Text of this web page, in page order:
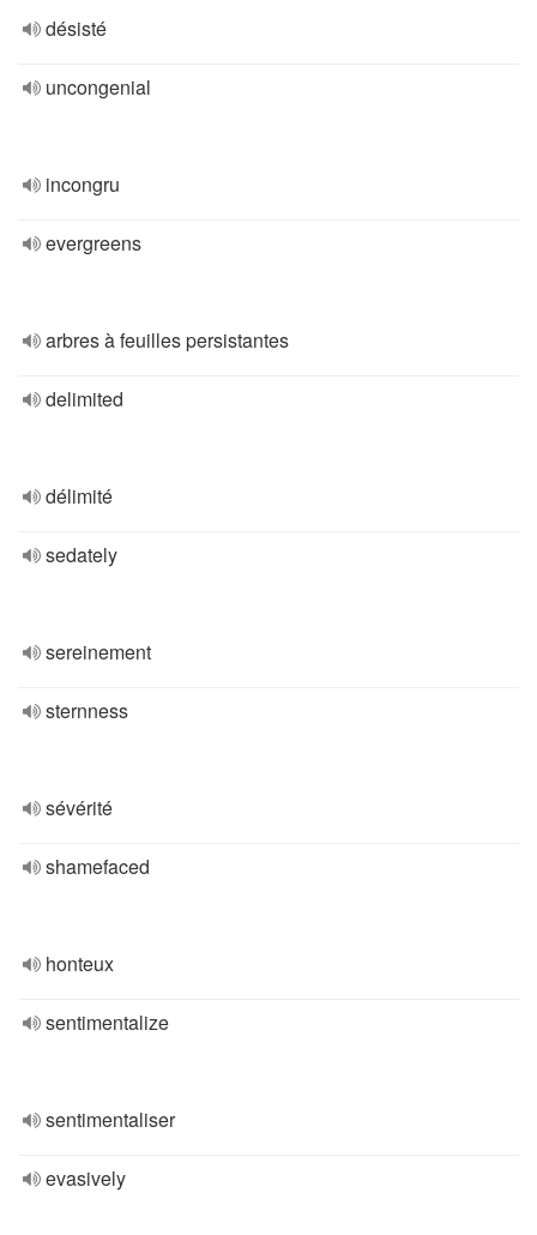
désisté
uncongenial
incongru
evergreens
arbres à feuilles persistantes
delimited
délimité
sedately
sereinement
sternness
sévérité
shamefaced
honteux
sentimentalize
sentimentaliser
evasively